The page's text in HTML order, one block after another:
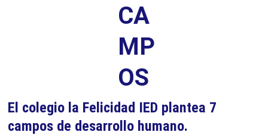
CA
MP
OS
El colegio la Felicidad IED plantea 7
campos de desarrollo humano.